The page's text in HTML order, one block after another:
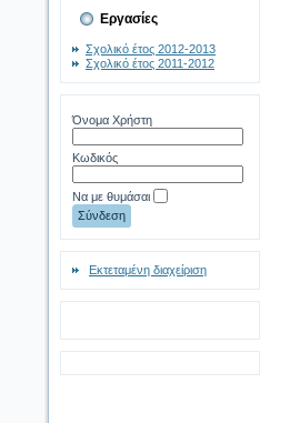
Εργασίες
Σχολικό έτος 2012-2013
Σχολικό έτος 2011-2012
Όνομα Χρήστη
Κωδικός
Να με θυμάσαι
Εκτεταμένη διαχείριση